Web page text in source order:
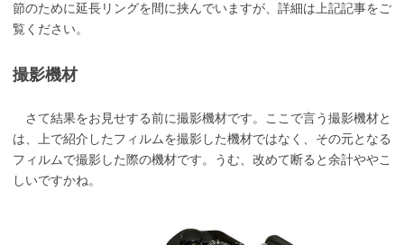
節のために延長リングを間に挟んでいますが、詳細は上記記事をご
覧ください。
撮影機材
さて結果をお見せする前に撮影機材です。ここで言う撮影機材と
は、上で紹介したフィルムを撮影した機材ではなく、その元となる
フィルムで撮影した際の機材です。うむ、改めて断ると余計ややこ
しいですかね。